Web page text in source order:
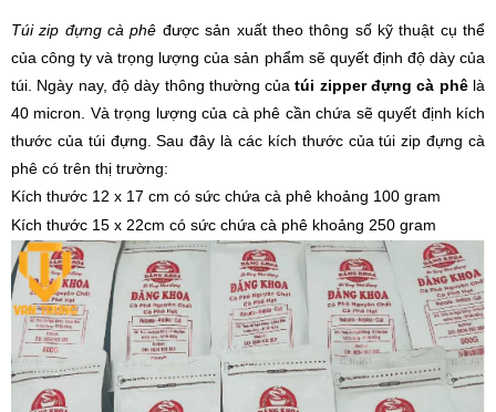
Túi zip đựng cà phê được sản xuất theo thông số kỹ thuật cụ thể
của công ty và trọng lượng của sản phẩm sẽ quyết định độ dày của
túi. Ngày nay, độ dày thông thường củatúi zipper đựng cà phêlà
40 micron. Và trọng lượng của cà phê cần chứa sẽ quyết định kích
thước của túi đựng. Sau đây là các kích thước của túi zip đựng cà
phê có trên thị trường:
Kích thước 12 x 17 cm có sức chứa cà phê khoảng 100 gram
Kích thước 15 x 22cm có sức chứa cà phê khoảng 250 gram